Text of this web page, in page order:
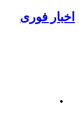
اخبار فوری